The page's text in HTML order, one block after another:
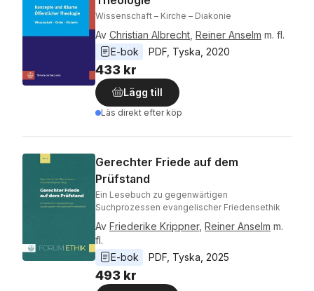
Wissenschaft – Kirche – Diakonie
Av Christian Albrecht Reiner Anselm m. fl.
E-bok
PDF Tyska 2020
433 kr
Lägg till
Läs direkt efter köp
Gerechter Friede auf dem
Prüfstand
Ein Lesebuch zu gegenwärtigen
Suchprozessen evangelischer Friedensethik
Av Friederike Krippner, Reiner Anselm m.
fl.
E-bok
PDF Tyska 2025
493 kr